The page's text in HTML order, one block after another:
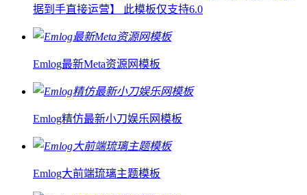
据到手直接运营】 此模板仅支持6.0
Emlog最新Meta资源网模板
Emlog精仿最新小刀娱乐网模板
Emlog大前端琉璃主题模板